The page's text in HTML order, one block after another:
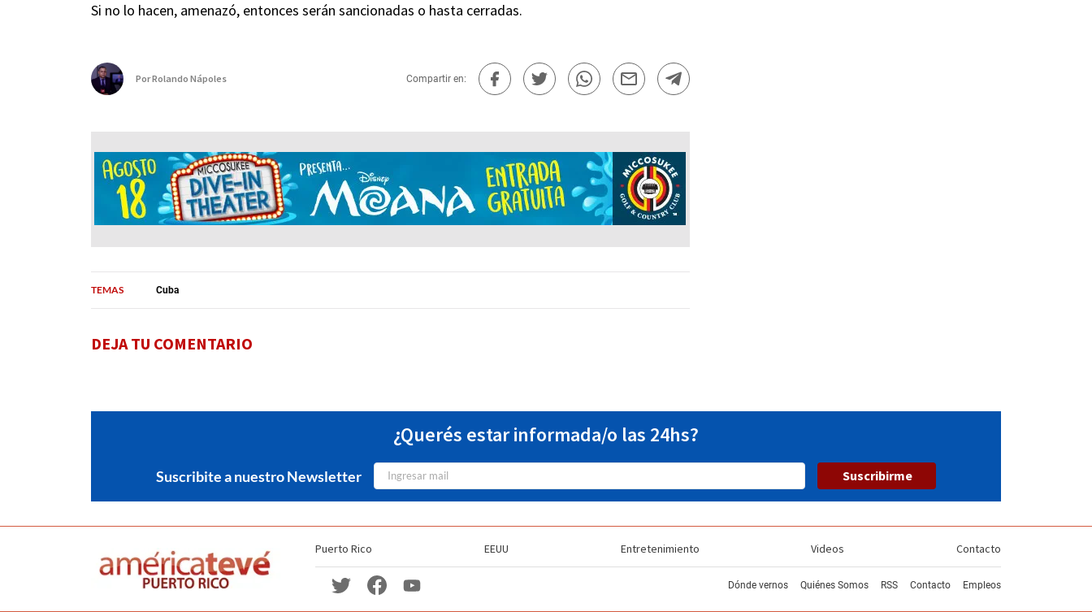
Si no lo hacen, amenazó, entonces serán sancionadas o hasta cerradas.
PorRolando Nápoles Compartir en:
TEMAS Cuba
DEJA TU COMENTARIO
¿Querés estar informada/o las 24hs?
Suscribite a nuestro Newsletter Suscribirme
Puerto Rico EEUU Entretenimiento Videos Contacto
Dónde vernos Quiénes Somos RSS Contacto Empleos